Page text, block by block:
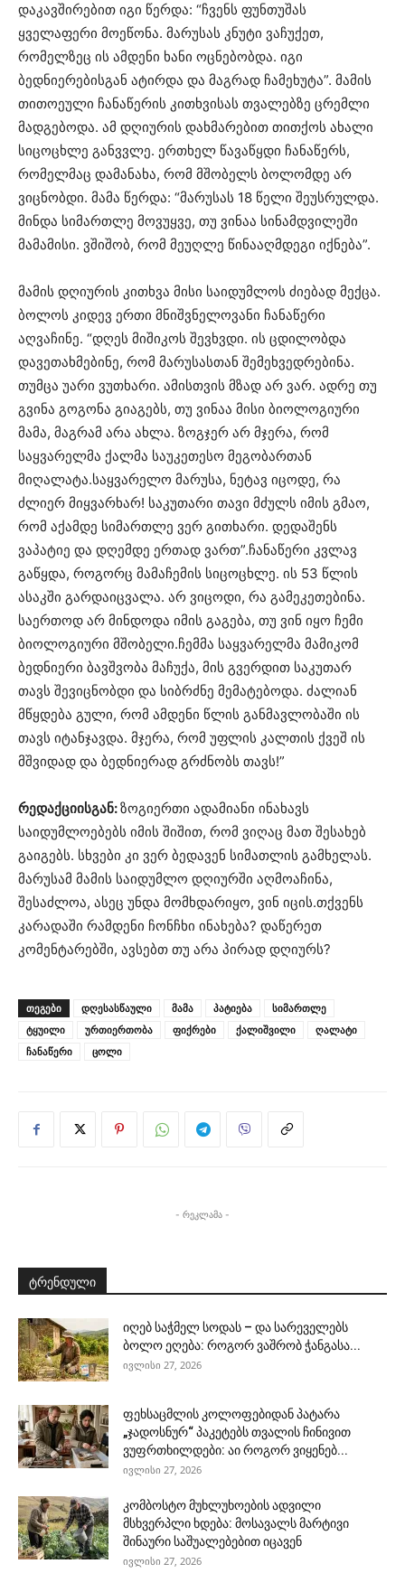
დაკავშირებით იგი წერდა: “ჩვენს ფუნთუშას
ყველაფერი მოეწონა. მარუსას კნუტი ვაჩუქეთ,
რომელზეც ის ამდენი ხანი ოცნებობდა. იგი
ბედნიერებისგან ატირდა და მაგრად ჩამეხუტა”. მამის
თითოეული ჩანაწერის კითხვისას თვალებზე ცრემლი
მადგებოდა. ამ დღიურის დახმარებით თითქოს ახალი
სიცოცხლე განვვლე. ერთხელ წავაწყდი ჩანაწერს,
რომელმაც დამანახა, რომ მშობელს ბოლომდე არ
ვიცნობდი. მამა წერდა: “მარუსას 18 წელი შეუსრულდა.
მინდა სიმართლე მოვუყვე, თუ ვინაა სინამდვილეში
მამამისი. ვშიშობ, რომ მეუღლე წინააღმდეგი იქნება”.
მამის დღიურის კითხვა მისი საიდუმლოს ძიებად მექცა.
ბოლოს კიდევ ერთი მნიშვნელოვანი ჩანაწერი
აღვაჩინე. “დღეს მიშიკოს შევხვდი. ის ცდილობდა
დავეთახმებინე, რომ მარუსასთან შემეხვედრებინა.
თუმცა უარი ვუთხარი. ამისთვის მზად არ ვარ. ადრე თუ
გვინა გოგონა გიაგებს, თუ ვინაა მისი ბიოლოგიური
მამა, მაგრამ არა ახლა. ზოგჯერ არ მჯერა, რომ
საყვარელმა ქალმა საუკეთესო მეგობართან
მიღალატა.საყვარელო მარუსა, ნეტავ იცოდე, რა
ძლიერ მიყვარხარ! საკუთარი თავი მძულს იმის გმაო,
რომ აქამდე სიმართლე ვერ გითხარი. დედაშენს
ვაპატიე და დღემდე ერთად ვართ”.ჩანაწერი კვლავ
გაწყდა, როგორც მამაჩემის სიცოცხლე. ის 53 წლის
ასაკში გარდაიცვალა. არ ვიცოდი, რა გამეკეთებინა.
საერთოდ არ მინდოდა იმის გაგება, თუ ვინ იყო ჩემი
ბიოლოგიური მშობელი.ჩემმა საყვარელმა მამიკომ
ბედნიერი ბავშვობა მაჩუქა, მის გვერდით საკუთარ
თავს შევიცნობდი და სიბრძნე მემატებოდა. ძალიან
მწყდება გული, რომ ამდენი წლის განმავლობაში ის
თავს იტანჯავდა. მჯერა, რომ უფლის კალთის ქვეშ ის
მშვიდად და ბედნიერად გრძნობს თავს!”
რედაქციისგან:ზოგიერთი ადამიანი ინახავს
საიდუმლოებებს იმის შიშით, რომ ვიღაც მათ შესახებ
გაიგებს. სხვები კი ვერ ბედავენ სიმათლის გამხელას.
მარუსამ მამის საიდუმლო დღიურში აღმოაჩინა,
შესაძლოა, ასეც უნდა მომხდარიყო, ვინ იცის.თქვენს
კარადაში რამდენი ჩონჩხი ინახება? დაწერეთ
კომენტარებში, ავსებთ თუ არა პირად დღიურს?
ᲗᲔᲒᲔᲑᲘ დღესასწაული მამა პატიება
სიმართლე
ტყუილი
ურთიერთობა ფიქრები ქალიშვილი
ღალატი
ჩანაწერი
ცოლი
- რეკლამა -
ტრენდული
იღებ საჭმელ სოდას – და სარეველებს
ბოლო ეღება: როგორ ვაშრობ ჭანგასა...
ივლისი 27, 2026
ფეხსაცმლის კოლოფებიდან პატარა
„ჯადოსნურ“ პაკეტებს თვალის ჩინივით
ვუფრთხილდები: აი როგორ ვიყენებ...
ივლისი 27, 2026
კომბოსტო მუხლუხოების ადვილი
მსხვერპლი ხდება: მოსავალს მარტივი
შინაური საშუალებებით იცავენ
ივლისი 27, 2026